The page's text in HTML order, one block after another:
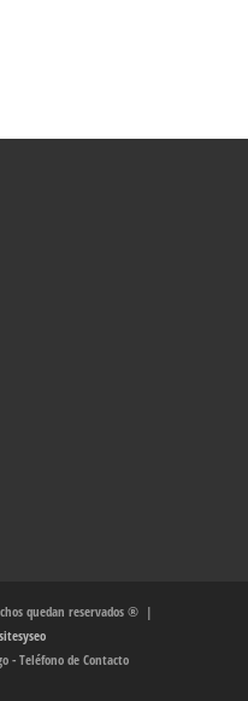
quedan reservados ® |
- Teléfono de Contacto